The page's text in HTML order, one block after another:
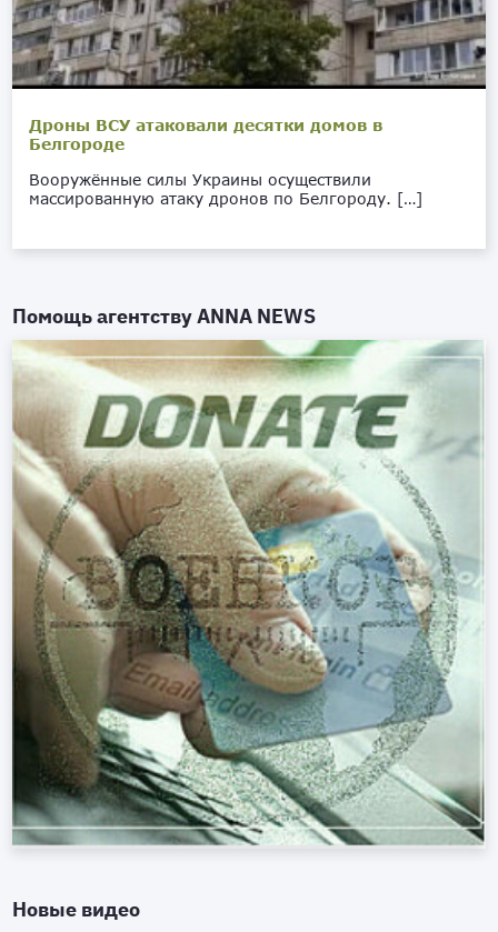
Дроны ВСУ атаковали десятки домов в
Белгороде
Вооружённые силы Украины осуществили
массированную атаку дронов по Белгороду. […]
Помощь агентствуANNA NEWS
Новые видео